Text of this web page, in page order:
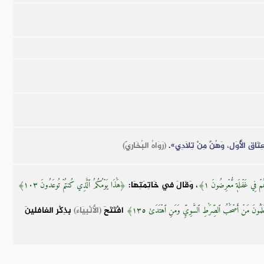
الْأُوَلِ، وَهُنَّ مِنْ تِلَادِي».(رَوَاهُ البُخَارِيّ)
غَفۡلَةٖ مُّعۡرِضُونَ ١﴾ ، وَقَالَ فِي خَاتِمَتِهَا: ﴿هَٰذَا يَوۡمُكُمُ ٱلَّذِي كُنتُمۡ تُوعَدُونَ ١٠٣﴾
مَنۡ أَصۡحَٰبُ ٱلصِّرَٰطِ ٱلسَّوِيِّ وَمَنِ ٱهۡتَدَىٰ ١٣٥﴾ افْتَتَحَ(الأَنْبِيَاءَ) بِذِكْرِ الغافلينَ